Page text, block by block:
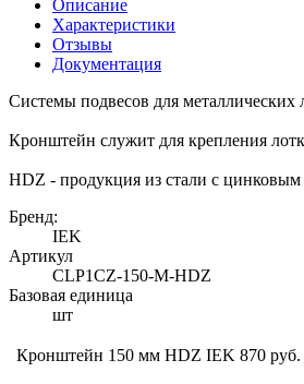
Описание
Характеристики
Отзывы
Документация
Системы подвесов для
Кронштейн служит для крепления
HDZ - продукция из стали с
Бренд:
IEK
Артикул
CLP1CZ-150-M-HDZ
Базовая единица
шт
Кронштейн 150 мм HDZ IEK 870 руб.